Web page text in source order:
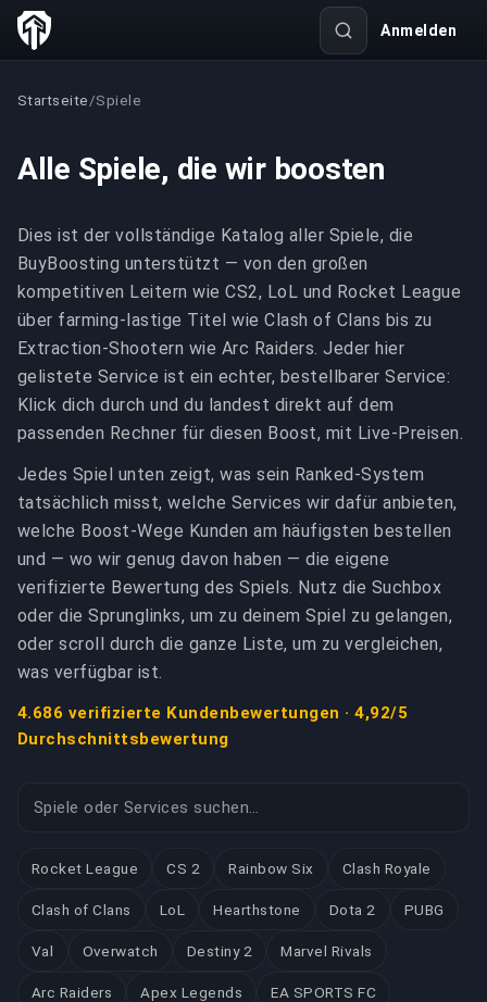
Anmelden
Startseite/Spiele
Alle Spiele, die wir boosten
Dies ist der vollständige Katalog aller Spiele, die
BuyBoosting unterstützt — von den großen
kompetitiven Leitern wie CS2, LoL und Rocket League
über farming-lastige Titel wie Clash of Clans bis zu
Extraction-Shootern wie Arc Raiders. Jeder hier
gelistete Service ist ein echter, bestellbarer Service:
Klick dich durch und du landest direkt auf dem
passenden Rechner für diesen Boost, mit Live-Preisen.
Jedes Spiel unten zeigt, was sein Ranked-System
tatsächlich misst, welche Services wir dafür anbieten,
welche Boost-Wege Kunden am häufigsten bestellen
und — wo wir genug davon haben — die eigene
verifizierte Bewertung des Spiels. Nutz die Suchbox
oder die Sprunglinks, um zu deinem Spiel zu gelangen,
oder scroll durch die ganze Liste, um zu vergleichen,
was verfügbar ist.
4.686 verifizierte Kundenbewertungen · 4,92/5
Durchschnittsbewertung
Rocket League CS 2 Rainbow Six Clash Royale
Clash of Clans LoL Hearthstone Dota 2 PUBG
Val Overwatch Destiny 2 Marvel Rivals
Arc Raiders Apex Legends EA SPORTS FC